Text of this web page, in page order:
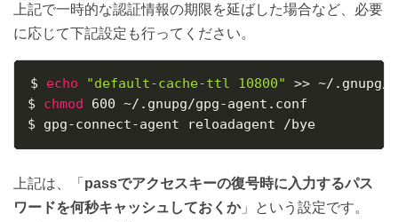
上記で一時的な認証情報の期限を延ばした場合など、必要
に応じて下記設定も行ってください。
$ echo "default-cache-ttl 10800" >> ~/.gnupg/
$ chmod 600 ~/.gnupg/gpg-agent.conf
$ gpg-connect-agent reloadagent /bye
上記は、「 passでアクセスキーの復号時に入力するパス
ワードを何秒キャッシュしておくか」という設定です。